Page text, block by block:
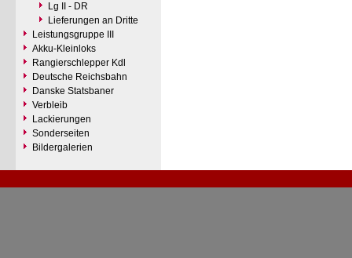
Lg II - DR
Lieferungen an Dritte
Leistungsgruppe III
Akku-Kleinloks
Rangierschlepper Kdl
Deutsche Reichsbahn
Danske Statsbaner
Verbleib
Lackierungen
Sonderseiten
Bildergalerien